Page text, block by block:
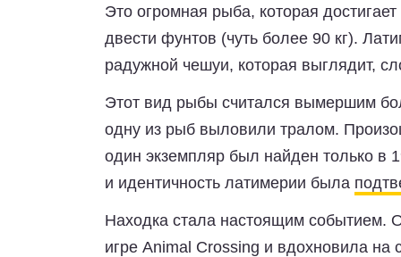
Это огромная рыба, которая
двести фунтов (чуть более 90 кг).
радужной чешуи, которая выглядит,
Этот вид рыбы считался вымершим
одну из рыб выловили тралом.
один экземпляр был найден только в
и идентичность латимерии была
Находка стала настоящим событием.
игре Animal Crossing и вдохновила на